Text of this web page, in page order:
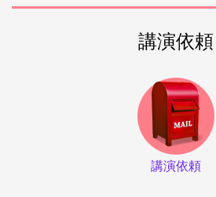
講演依頼
講演依頼